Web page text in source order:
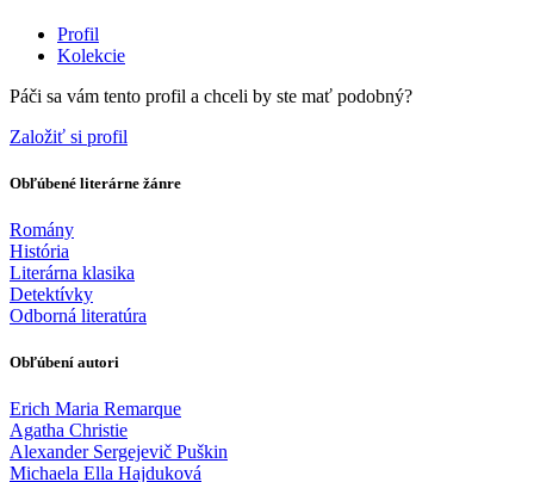
Profil
Kolekcie
Páči sa vám tento profil a chceli by ste mať podobný?
Založiť si profil
Obľúbené literárne žánre
Romány
História
Literárna klasika
Detektívky
Odborná literatúra
Obľúbení autori
Erich Maria Remarque
Agatha Christie
Alexander Sergejevič Puškin
Michaela Ella Hajduková